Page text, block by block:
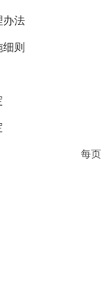
办法
则
每页